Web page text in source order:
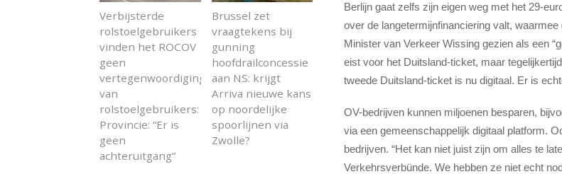
Berlijn gaat zelfs zijn eigen weg met het 29-
over de langetermijnfinanciering valt,
Minister van Verkeer Wissing gezien als een
eist voor het Duitsland-ticket, maar
tweede Duitsland-ticket is nu digitaal. Er is
OV-bedrijven kunnen miljoenen besparen,
via een gemeenschappelijk digitaal platform.
bedrijven. “Het kan niet juist zijn om alles te
Verkehrsverbünde. We hebben ze niet echt
Verbijsterde
rolstoelgebruikers
vinden het ROCOV
geen
vertegenwoordiging
van
rolstoelgebruikers:
Provincie: “Er is
geen
achteruitgang”
Brussel zet
vraagtekens bij
gunning
hoofdrailconcessie
aan NS: krijgt
Arriva nieuwe kans
op noordelijke
spoorlijnen via
Zwolle?